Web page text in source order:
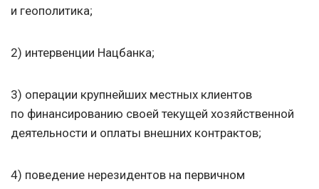
и геополитика;
2) интервенции Нацбанка;
3) операции крупнейших местных клиентов
по финансированию своей текущей хозяйственной
деятельности и оплаты внешних контрактов;
4) поведение нерезидентов на первичном